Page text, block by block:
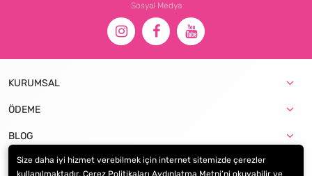
Sosyal Medya
KURUMSAL
ÖDEME
BLOG
Size daha iyi hizmet verebilmek için internet sitemizde çerezler
kullanılmaktadır. Çerez Politikaları Aydınlatma Metni’ni okuyabilir ve